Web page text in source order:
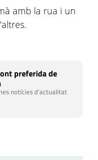
amb la rua i un
preferida de
notícies d'actualitat